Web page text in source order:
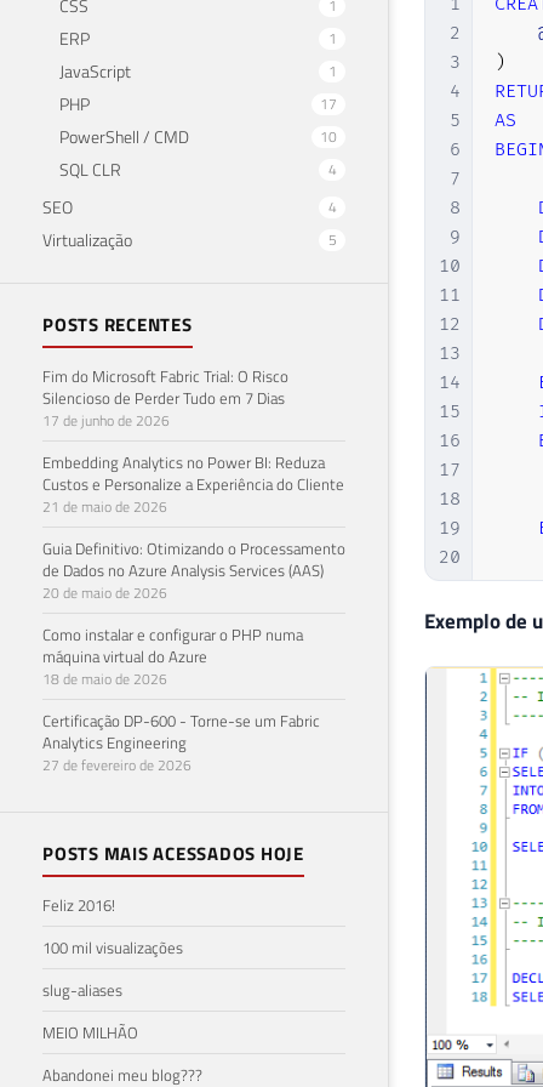
1
ERP 1
JavaScript 1
PHP 17
PowerShell / CMD 10
SQL CLR 4
SEO 4
Virtualização 5
POSTS RECENTES
Fim do Microsoft Fabric Trial: O Risco
Silencioso de Perder Tudo em 7 Dias
17 de junho de 2026
Embedding Analytics no Power BI: Reduza
Custos e Personalize a Experiência do Cliente
21 de maio de 2026
Guia Definitivo: Otimizando o Processamento
de Dados no Azure Analysis Services (AAS)
20 de maio de 2026
Como instalar e configurar o PHP numa
máquina virtual do Azure
18 de maio de 2026
Certificação DP-600 - Torne-se um Fabric
Analytics Engineering
27 de fevereiro de 2026
POSTS MAIS ACESSADOS HOJE
Feliz 2016!
100 mil visualizações
slug-aliases
MEIO MILHÃO
Abandonei meu blog???
27
28
29
30
31
32
33
34
35
36
37
38
39
40
41
42
43
44
45
46
48
49
END
2
3
4
5
6
7
8
9
10
11
12
13
14
15
16
17
18
19
20
21
22
24
37
38
)
AS
Exemplo de